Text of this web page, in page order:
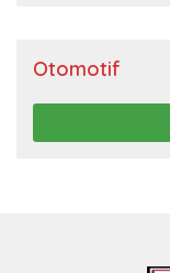
Otomotif